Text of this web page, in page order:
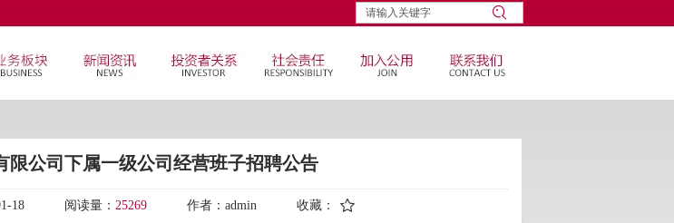
限公司下属一级公司经营班子招聘公告
18 阅读量： 25269 作者： admin 收藏：